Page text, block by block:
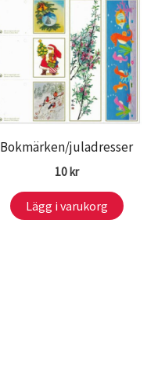
Bokmärken/juladresser
10 kr
Lägg i varukorg